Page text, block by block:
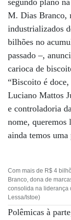
segundo plano
M. Dias Branco,
industrializados
bilhões no
passado –,
carioca de
“Biscoito é
Luciano Mattos
e controladoria
nome, queremos
ainda temos
Com mais de R$ 4
Branco, dona de
consolida na liderança
Lessa/Istoe)
Polêmicas à